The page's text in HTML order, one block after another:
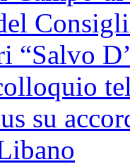
“Salvo
su